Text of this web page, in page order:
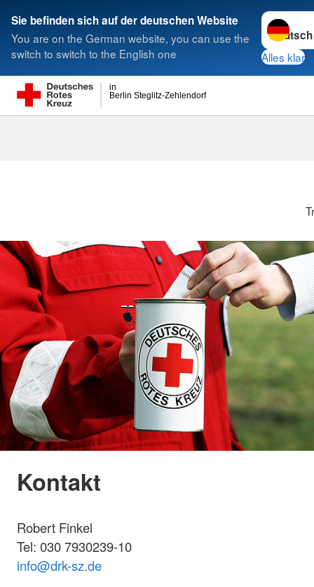
Sie befinden sich auf der deutschen Website
You are on the German website, you can use the
switch to switch to the English one
Sprache
Alles klar
Berlin Steglitz-Zehlendorf
in
Suche
Kontakt
Robert Finkel
Tel: 030 7930239-10
info@drk-sz.de